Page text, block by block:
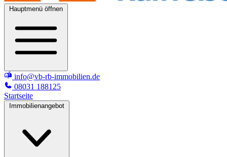
Hauptmenü öffnen
info@vb-rb-immobilien.de
08031 188125
Startseite
Immobilienangebot